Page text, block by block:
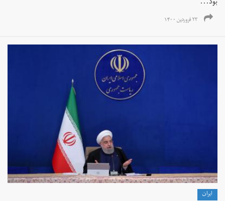
۲۳ فروردین ۱۴۰۰
ايران